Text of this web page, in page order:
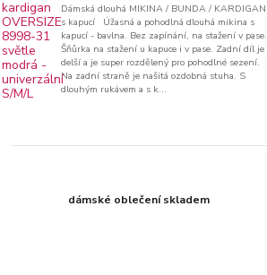
Dámská dlouhá MIKINA / BUNDA / KARDIGAN
s kapucí Úžasná a pohodlná dlouhá mikina s
kapucí - bavlna. Bez zapínání, na stažení v pase.
Šňůrka na stažení u kapuce i v pase. Zadní díl je
delší a je super rozdělený pro pohodlné sezení.
Na zadní straně je našitá ozdobná stuha. S
dlouhým rukávem a s k...
dámské oblečení skladem